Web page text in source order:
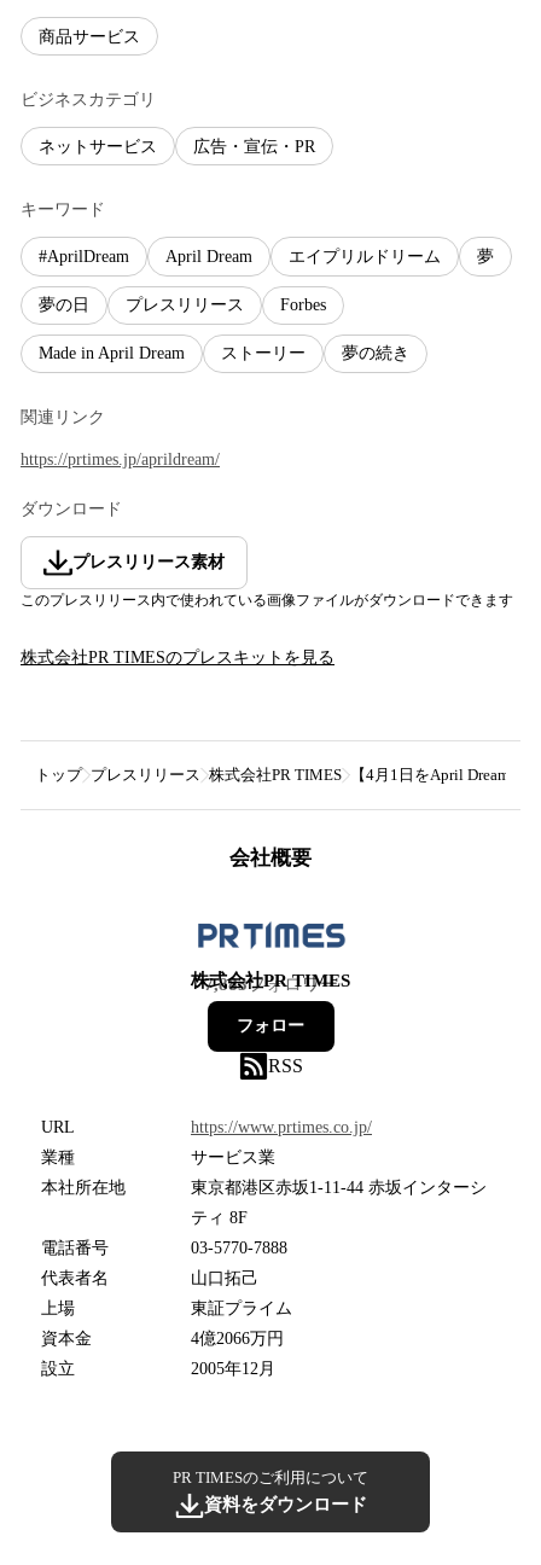
商品サービス
ビジネスカテゴリ
ネットサービス 広告・宣伝・PR
キーワード
#AprilDream April Dream エイプリルドリーム 夢
夢の日 プレスリリース Forbes
Made in April Dream ストーリー 夢の続き
関連リンク
https://prtimes.jp/aprildream/
ダウンロード
プレスリリース素材
このプレスリリース内で使われている画像ファイルがダウンロードできます
株式会社PR TIMESのプレスキットを見る
トップ プレスリリース 株式会社PR TIMES 【4月1日をApril Dreamに
会社概要
株式会社PR TIMES
7,883フォロワー
フォロー
RSS
URL
https://www.prtimes.co.jp/
業種
サービス業
本社所在地
東京都港区赤坂1-11-44 赤坂インターシ
ティ 8F
電話番号
03-5770-7888
代表者名
山口拓己
上場
東証プライム
資本金
4億2066万円
設立
2005年12月
PR TIMESのご利用について
資料をダウンロード